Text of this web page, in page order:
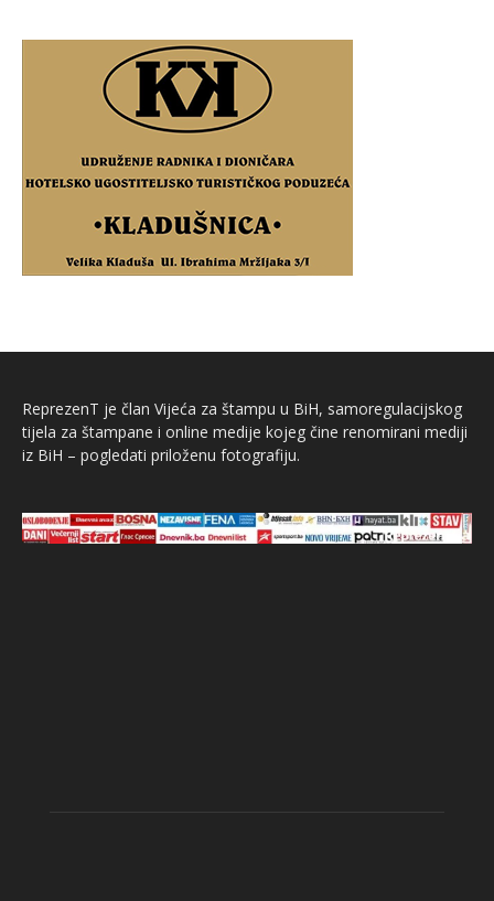
ReprezenT je član Vijeća za štampu u BiH, samoregulacijskog
tijela za štampane i online medije kojeg čine renomirani mediji
iz BiH – pogledati priloženu fotografiju.